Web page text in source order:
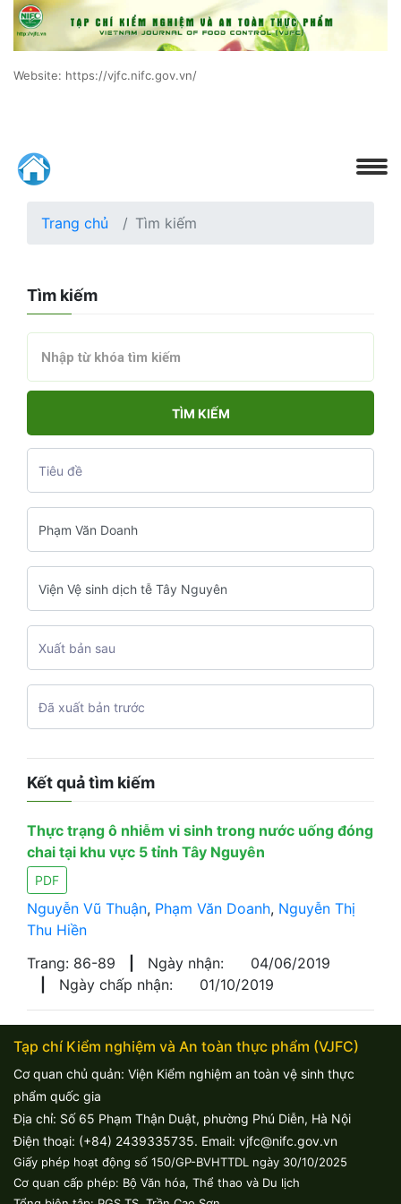
Website: https://vjfc.nifc.gov.vn/
Trang chủ Tìm kiếm
Tìm kiếm
TÌM KIẾM
Kết quả tìm kiếm
Thực trạng ô nhiễm vi sinh trong nước uống đóng
chai tại khu vực 5 tỉnh Tây Nguyên
PDF
Nguyễn Vũ Thuận, Phạm Văn Doanh, Nguyễn Thị
Thu Hiền
Trang: 86-89
Ngày nhận:
04/06/2019
Ngày chấp nhận: 01/10/2019
Tạp chí Kiểm nghiệm và An toàn thực phẩm (VJFC)
Cơ quan chủ quản: Viện Kiểm nghiệm an toàn vệ sinh thực
phẩm quốc gia
Địa chỉ: Số 65 Phạm Thận Duật, phường Phú Diễn, Hà Nội
Điện thoại: (+84) 2439335735. Email: vjfc@nifc.gov.vn
Giấy phép hoạt động số 150/GP-BVHTTDL ngày 30/10/2025
Cơ quan cấp phép: Bộ Văn hóa, Thể thao và Du lịch